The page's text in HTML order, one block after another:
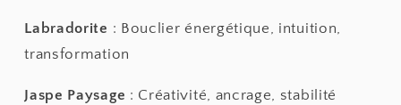
Labradorite : Bouclier énergétique, intuition,
transformation
Jaspe Paysage : Créativité, ancrage, stabilité